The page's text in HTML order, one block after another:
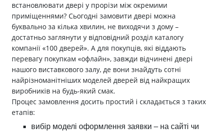
встановлювати двері у прорізи між окремими
приміщеннями? Сьогодні замовити двері можна
буквально за кілька хвилин, не виходячи з дому –
достатньо заглянути у відповідний розділ каталогу
компанії «100 дверей». А для покупців, які віддають
перевагу покупкам «офлайн», завжди відчинені двері
нашого виставкового залу, де вони знайдуть сотні
найрізноманітніших моделей дверей від найкращих
виробників на будь-який смак.
Процес замовлення досить простий і складається з таких
етапів:
вибір моделі оформлення заявки – на сайті чи